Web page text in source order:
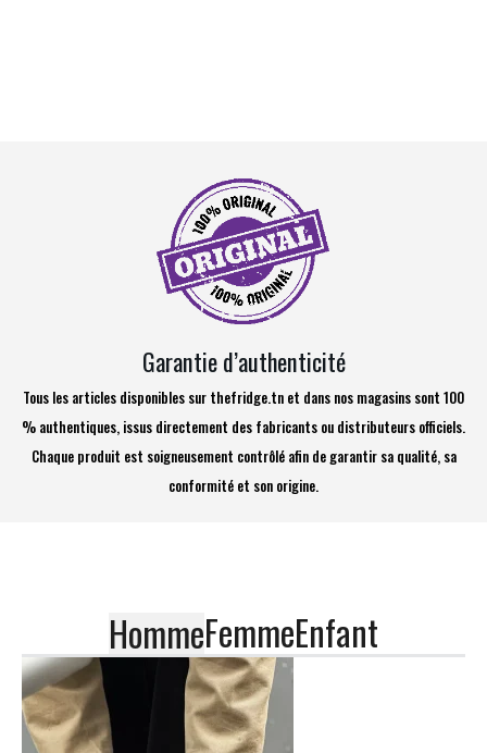
Garantie d’authenticité
Tous les articles disponibles sur thefridge.tn et dans nos magasins sont 100
% authentiques, issus directement des fabricants ou distributeurs officiels.
Chaque produit est soigneusement contrôlé afin de garantir sa qualité, sa
conformité et son origine.
HommeFemmeEnfant